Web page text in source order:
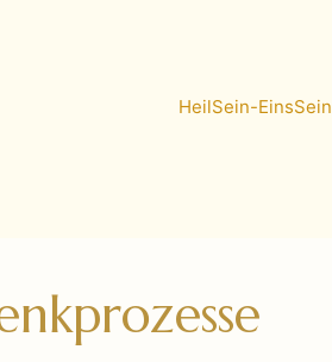
HeilSein-EinsSein